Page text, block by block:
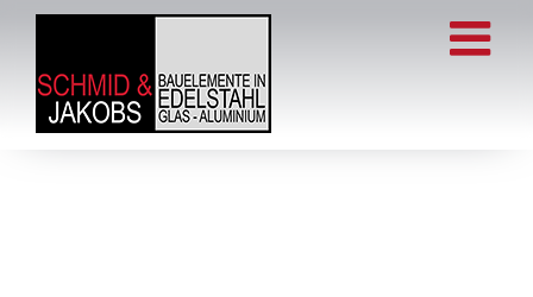
Zum
springen